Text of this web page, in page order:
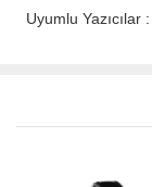
Uyumlu